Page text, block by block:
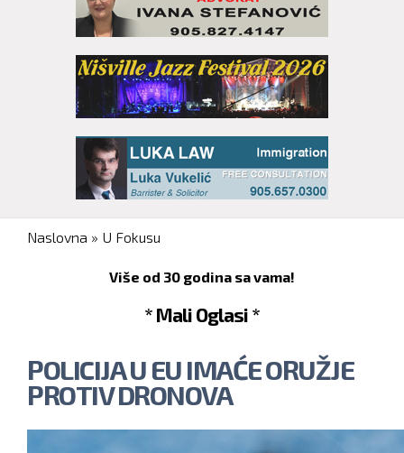
You are here
Naslovna » U Fokusu
Više od 30 godina sa vama!
* Mali Oglasi *
POLICIJA U EU IMAĆE ORUŽJE
PROTIV DRONOVA